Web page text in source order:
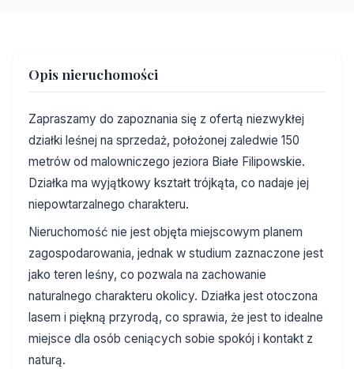
Opis nieruchomości
Zapraszamy do zapoznania się z ofertą niezwykłej
działki leśnej na sprzedaż, położonej zaledwie 150
metrów od malowniczego jeziora Białe Filipowskie.
Działka ma wyjątkowy kształt trójkąta, co nadaje jej
niepowtarzalnego charakteru.
Nieruchomość nie jest objęta miejscowym planem
zagospodarowania, jednak w studium zaznaczone jest
jako teren leśny, co pozwala na zachowanie
naturalnego charakteru okolicy. Działka jest otoczona
lasem i piękną przyrodą, co sprawia, że jest to idealne
miejsce dla osób ceniących sobie spokój i kontakt z
naturą.